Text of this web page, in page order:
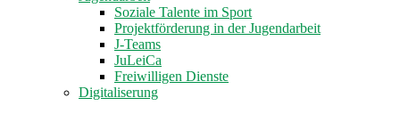
Soziale Talente im Sport
Projektförderung in der Jugendarbeit
J-Teams
JuLeiCa
Freiwilligen Dienste
Digitaliserung